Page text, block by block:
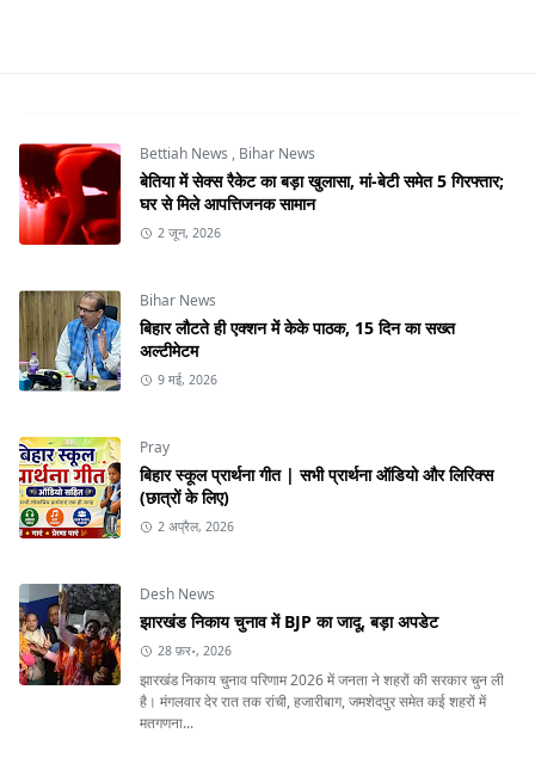
Bettiah News , Bihar News
बेतिया में सेक्स रैकेट का बड़ा खुलासा, मां-बेटी समेत 5 गिरफ्तार;
घर से मिले आपत्तिजनक सामान
2 जून, 2026
Bihar News
बिहार लौटते ही एक्शन में केके पाठक, 15 दिन का सख्त
अल्टीमेटम
9 मई, 2026
Pray
बिहार स्कूल प्रार्थना गीत | सभी प्रार्थना ऑडियो और लिरिक्स
(छात्रों के लिए)
2 अप्रैल, 2026
Desh News
झारखंड निकाय चुनाव में BJP का जादू, बड़ा अपडेट
28 फ़र॰, 2026
झारखंड निकाय चुनाव परिणाम 2026 में जनता ने शहरों की सरकार चुन ली
है। मंगलवार देर रात तक रांची, हजारीबाग, जमशेदपुर समेत कई शहरों में
मतगणना...